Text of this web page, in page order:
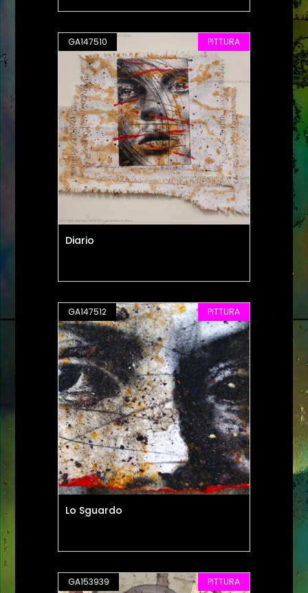
GA147510 PITTURA
Diario
GA147512 PITTURA
Lo Sguardo
GA153939 PITTURA